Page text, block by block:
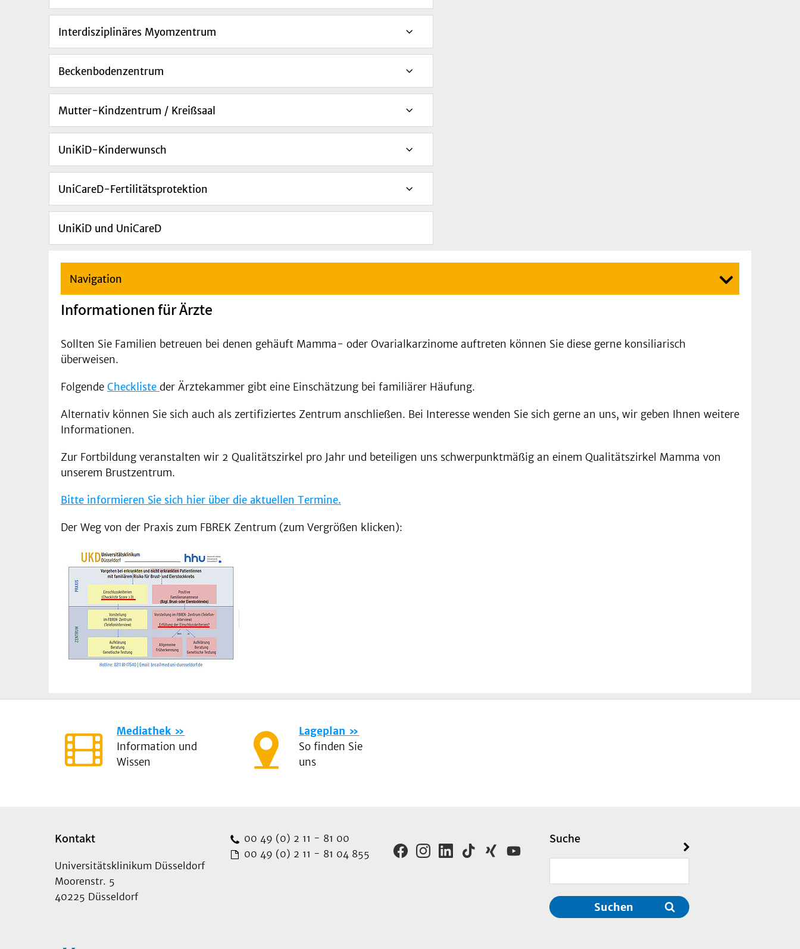
Interdisziplinäres Myomzentrum
Beckenbodenzentrum
Mutter-Kindzentrum / Kreißsaal
UniKiD-Kinderwunsch
UniCareD-Fertilitätsprotektion
UniKiD und UniCareD
Navigation
Informationen für Ärzte
Sollten Sie Familien betreuen bei denen gehäuft Mamma- oder Ovarialkarzinome auftreten können Sie diese gerne konsiliarisch
überweisen.
Folgende Checkliste der Ärztekammer gibt eine Einschätzung bei familiärer Häufung.
Alternativ können Sie sich auch als zertifiziertes Zentrum anschließen. Bei Interesse wenden Sie sich gerne an uns, wir geben Ihnen weitere
Informationen.
Zur Fortbildung veranstalten wir 2 Qualitätszirkel pro Jahr und beteiligen uns schwerpunktmäßig an einem Qualitätszirkel Mamma von
unserem Brustzentrum.
Bitte informieren Sie sich hier über die aktuellen Termine.
Der Weg von der Praxis zum FBREK Zentrum (zum Vergrößen klicken):
Mediathek
Information und
Wissen
Lageplan
So finden Sie
uns
Kontakt
Universitätsklinikum Düsseldorf
Moorenstr. 5
40225 Düsseldorf
00 49 (0) 2 11 - 81 00
00 49 (0) 2 11 - 81 04 855
Suche
Suchen